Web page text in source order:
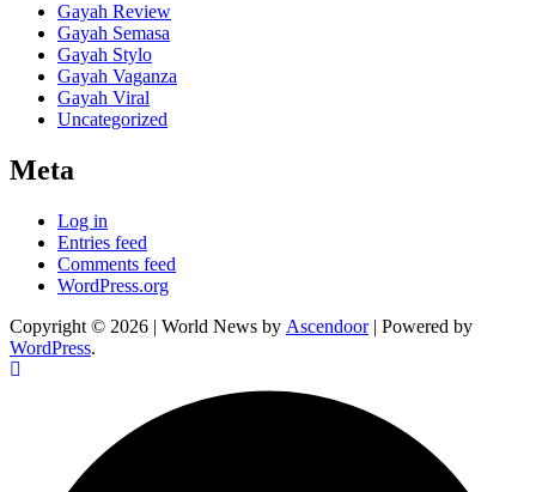
Gayah Review
Gayah Semasa
Gayah Stylo
Gayah Vaganza
Gayah Viral
Uncategorized
Meta
Log in
Entries feed
Comments feed
WordPress.org
Copyright © 2026 | World News by Ascendoor| Powered by
WordPress.